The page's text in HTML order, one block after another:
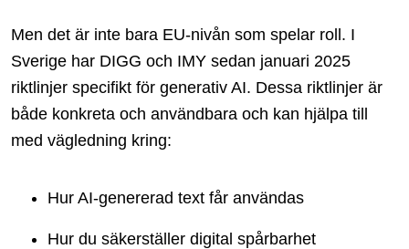
Men det är inte bara EU-nivån som spelar roll. I
Sverige har DIGG och IMY sedan januari 2025
riktlinjer specifikt för generativ AI. Dessa riktlinjer är
både konkreta och användbara och kan hjälpa till
med vägledning kring:
Hur AI-genererad text får användas
Hur du säkerställer digital spårbarhet